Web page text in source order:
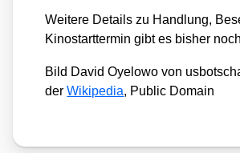
Wei­te­re Details zu Hand­lung,
Kino­start­ter­min gibt es bis­her
Bild David Oye­lo­wo von
derWiki­pe­dia, Public Domain